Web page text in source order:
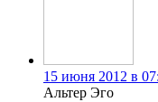
15 июня 2012 в
Альтер Эго